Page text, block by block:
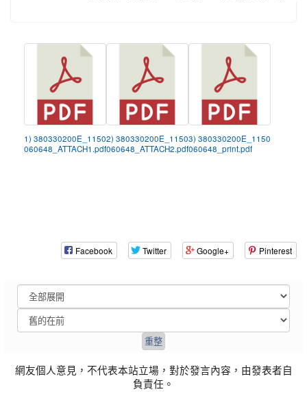
1) 380330200E_1150
060648_ATTACH1.pdf
2) 380330200E_1150
060648_ATTACH2.pdf
3) 380330200E_1150
060648_print.pdf
Facebook Twitter Google+ Pinterest
網友個人意見，不代表本站立場，對於發言內容，由發表者自
負責任。